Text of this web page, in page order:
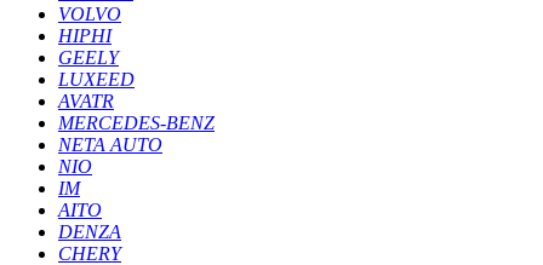
VOLVO
HIPHI
GEELY
LUXEED
AVATR
MERCEDES-BENZ
NETA AUTO
NIO
IM
AITO
DENZA
CHERY